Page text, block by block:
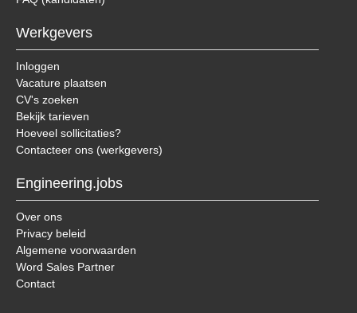
Werkgevers
Inloggen
Vacature plaatsen
CV's zoeken
Bekijk tarieven
Hoeveel sollicitaties?
Contacteer ons (werkgevers)
Engineering.jobs
Over ons
Privacy beleid
Algemene voorwaarden
Word Sales Partner
Contact